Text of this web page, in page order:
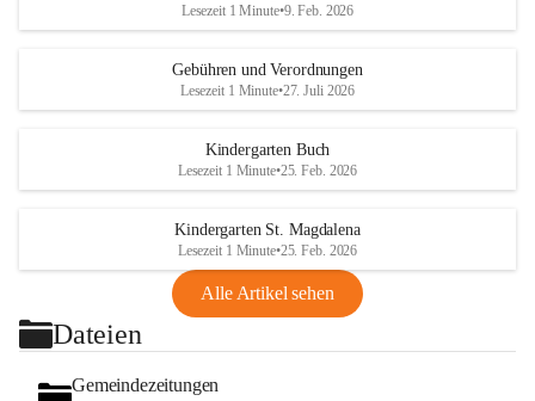
Lesezeit 1 Minute•9. Feb. 2026
Gebühren und Verordnungen
Lesezeit 1 Minute•27. Juli 2026
Kindergarten Buch
Lesezeit 1 Minute•25. Feb. 2026
Kindergarten St. Magdalena
Lesezeit 1 Minute•25. Feb. 2026
Alle Artikel sehen
Dateien
Gemeindezeitungen